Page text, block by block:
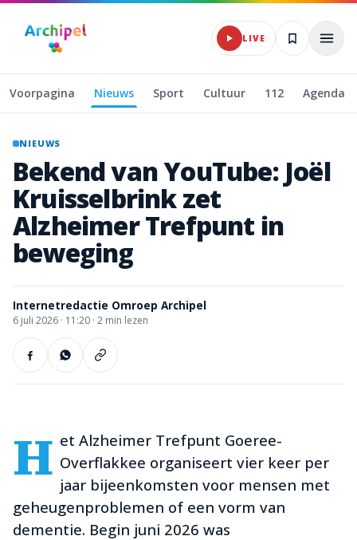
Naar hoofdinhoud
LIVE
Voorpagina Nieuws Sport Cultuur 112 Agenda
NIEUWS
BekendvanYouTube: Joël
Kruisselbrinkzet
AlzheimerTrefpunt in
beweging
Internetredactie Omroep Archipel
6 juli 2026 · 11:20 · 2 min lezen
H et Alzheimer Trefpunt Goeree-
Overflakkee organiseert vier keer per
jaar bijeenkomsten voor mensen met
geheugenproblemen of een vorm van
dementie. Begin juni 2026 was